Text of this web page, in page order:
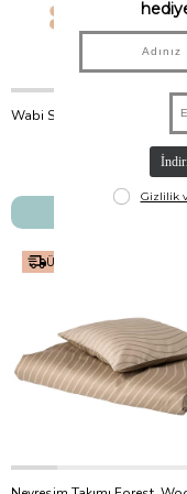
Nobodinoz
₺3.712,50
SEPETE EKLE
Ücretsiz Kargo